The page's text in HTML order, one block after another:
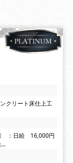
クリート床仕上工
：日給 16,000円
…